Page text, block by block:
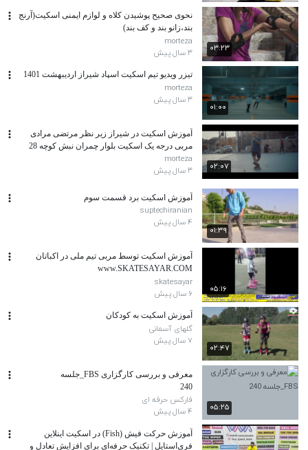
۰۳:۲۳
نحوی صحیح پوشیدن کلاه و لوازم ایمنی اسکیت(آرنج
بند،زانو بند و کف بند)
morteza
۳ سال پیش
۰۱:۰۰
تیزر ویدیو تیم اسکیت اسپاد شیراز اردیبهشت 1401
morteza
۳ سال پیش
۰۲:۰۷
آموزش اسکیت در شیراز زیر نظر مرتضی مرادی
مربی درجه یک اسکیت بلوار چمران نبش کوچه 28
morteza
۳ سال پیش
۰۱:۳۹
آموزش اسکیت برد قسمت سوم
suptechiranian
۴ سال پیش
۰۵:۱۶
آموزش اسکیت توسط مربی تیم ملی در اکباتان
www.SKATESAYAR.COM
skatesayar
۶ سال پیش
۰۲:۴۷
آموزش اسکیت به کودکان
گلهای آسمانی
۷ سال پیش
۰۵:۲۵
معرفی و بررسی کارگزاری FBS_جلسه
240
فارکس حرفه ای
۴ سال پیش
آموزش حرکت فیش (Fish) در اسکیت اینلاین
فری‌استایل | تکنیک حرفه‌ای برای افزایش تعادل و